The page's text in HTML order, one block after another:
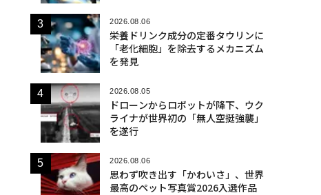
2026.08.06
栄養ドリンク成分の定番タウリンに
「老化細胞」を除去するメカニズム
を発見
2026.08.05
ドローンからロボットが降下、ウク
ライナが世界初の「無人空挺強襲」
を遂行
2026.08.06
思わず吹き出す「かわいさ」、世界
最高のペット写真賞2026入選作品